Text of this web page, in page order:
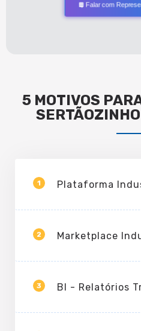
Falar com
5 MOTIVOS
1 Plataforma
2 Marketplace
3 BI - Relatórios